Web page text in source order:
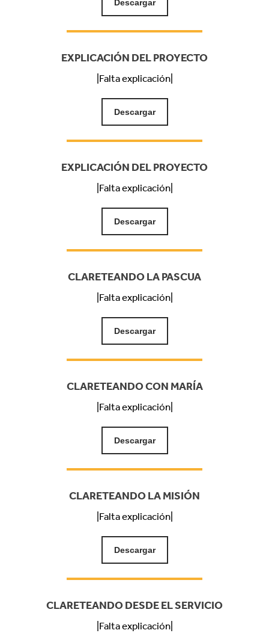
Descargar
EXPLICACIÓN DEL PROYECTO
|Falta explicación|
Descargar
EXPLICACIÓN DEL PROYECTO
|Falta explicación|
Descargar
CLARETEANDO LA PASCUA
|Falta explicación|
Descargar
CLARETEANDO CON MARÍA
|Falta explicación|
Descargar
CLARETEANDO LA MISIÓN
|Falta explicación|
Descargar
CLARETEANDO DESDE EL SERVICIO
|Falta explicación|